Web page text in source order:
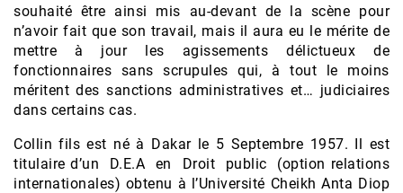
souhaité être ainsi mis au-devant de la scène pour
n’avoir fait que son travail, mais il aura eu le mérite de
mettre à jour les agissements délictueux de
fonctionnaires sans scrupules qui, à tout le moins
méritent des sanctions administratives et… judiciaires
dans certains cas.
Collin fils est né à Dakar le 5 Septembre 1957. Il est
titulaire d’un D.E.A en Droit public (option relations
internationales) obtenu à l’Université Cheikh Anta Diop